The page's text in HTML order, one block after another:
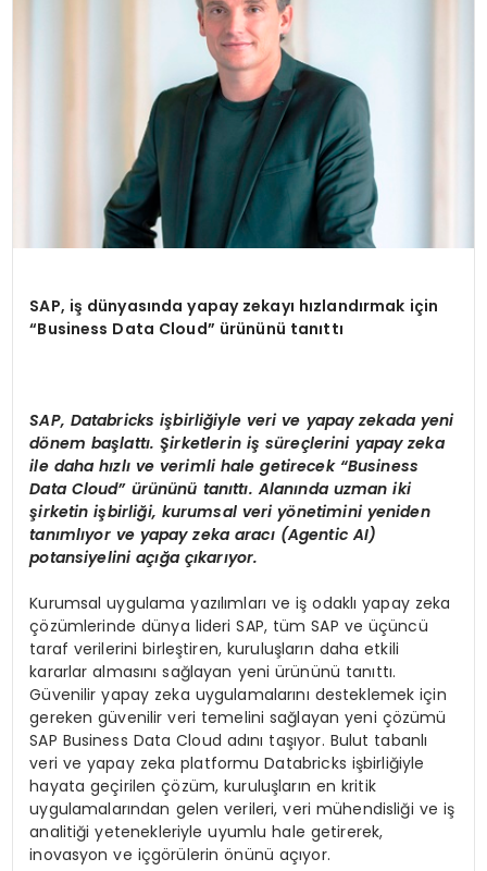
SAP, iş dünyasında yapay zekayı hızlandırmak için
“Business Data Cloud” ürününü tanıttı
SAP, Databricks işbirliğiyle veri ve yapay zekada yeni
dönem başlattı. Şirketlerin iş süreçlerini yapay zeka
ile daha hızlı ve verimli hale getirecek “Business
Data Cloud” ürününü tanıttı. Alanında uzman iki
şirketin işbirliği, kurumsal veri yönetimini yeniden
tanımlıyor ve yapay zeka aracı (Agentic AI)
potansiyelini açığa çıkarıyor.
Kurumsal uygulama yazılımları ve iş odaklı yapay zeka
çözümlerinde dünya lideri SAP, tüm SAP ve üçüncü
taraf verilerini birleştiren, kuruluşların daha etkili
kararlar almasını sağlayan yeni ürününü tanıttı.
Güvenilir yapay zeka uygulamalarını desteklemek için
gereken güvenilir veri temelini sağlayan yeni çözümü
SAP Business Data Cloud adını taşıyor. Bulut tabanlı
veri ve yapay zeka platformu Databricks işbirliğiyle
hayata geçirilen çözüm, kuruluşların en kritik
uygulamalarından gelen verileri, veri mühendisliği ve iş
analitiği yetenekleriyle uyumlu hale getirerek,
inovasyon ve içgörülerin önünü açıyor.